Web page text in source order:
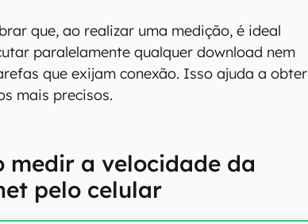
que, ao realizar uma medição, é ideal
paralelamente qualquer download nem
que exijam conexão. Isso ajuda a obter
mais precisos.
medir a velocidade da
pelo celular